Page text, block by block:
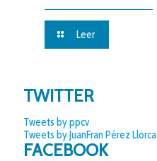
Leer
TWITTER
Tweets by ppcv
Tweets by JuanFran Pérez Llorca
FACEBOOK